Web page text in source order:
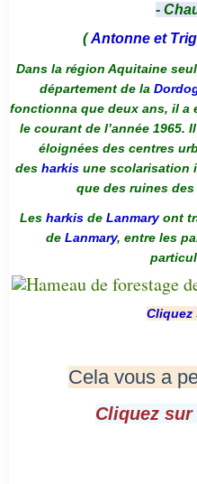
-
(Antonne et
Dans la région Aquitaine
département de la
fonctionna que deux ans, il a
le courant de l’année 1965.
éloignées des centres
des harkis une scolarisation
que des ruines
Les harkis de Lanmaryont
de Lanmary, entre les
Cliquez
Cela vous a
Cliquez